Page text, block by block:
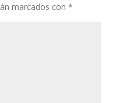
marcados con *